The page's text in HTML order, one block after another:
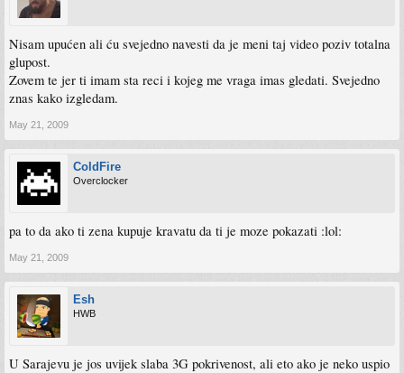
Nisam upućen ali ću svejedno navesti da je meni taj video poziv totalna
glupost.
Zovem te jer ti imam sta reci i kojeg me vraga imas gledati. Svejedno
znas kako izgledam.
May 21, 2009
ColdFire
Overclocker
pa to da ako ti zena kupuje kravatu da ti je moze pokazati :lol:
May 21, 2009
Esh
HWB
U Sarajevu je jos uvijek slaba 3G pokrivenost, ali eto ako je neko uspio